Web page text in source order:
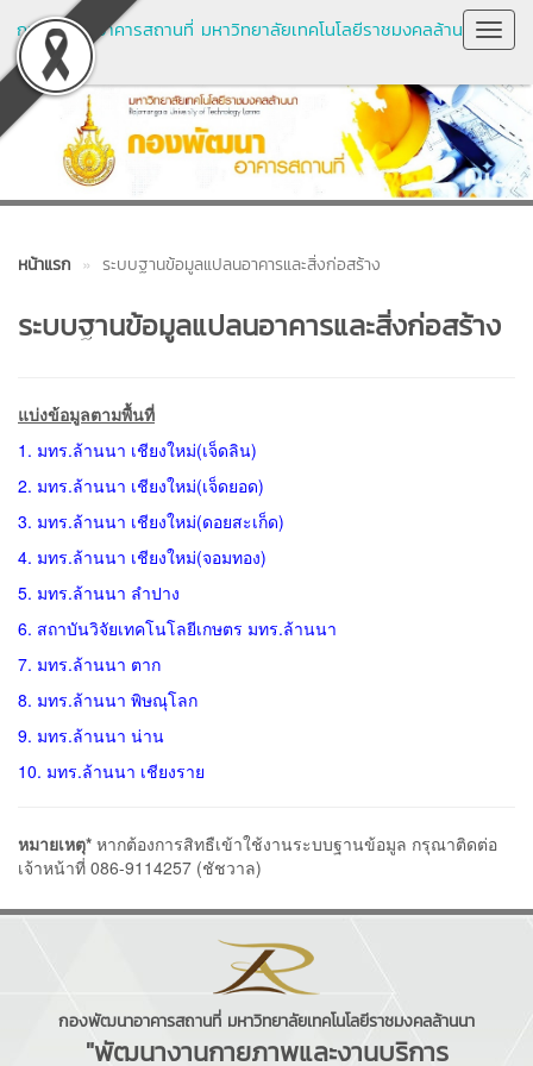
กองพัฒนาอาคารสถานที่ มหาวิทยาลัยเทคโนโลยีราชมงคลล้าน
นา
หน้าแรก ระบบฐานข้อมูลแปลนอาคารและสิ่งก่อสร้าง
ระบบฐานข้อมูลแปลนอาคารและสิ่งก่อสร้าง
แบ่งข้อมูลตามพื้นที่
1. มทร.ล้านนา เชียงใหม่(เจ็ดลิน)
2. มทร.ล้านนา เชียงใหม่(เจ็ดยอด)
3. มทร.ล้านนา เชียงใหม่(ดอยสะเก็ด)
4. มทร.ล้านนา เชียงใหม่(จอมทอง)
5. มทร.ล้านนา ลำปาง
6. สถาบันวิจัยเทคโนโลยีเกษตร มทร.ล้านนา
7. มทร.ล้านนา ตาก
8. มทร.ล้านนา พิษณุโลก
9. มทร.ล้านนา น่าน
10. มทร.ล้านนา เชียงราย
หมายเหตุ* หากต้องการสิทธืเข้าใช้งานระบบฐานข้อมูล กรุณาติดต่อ
เจ้าหน้าที่ 086-9114257 (ชัชวาล)
กองพัฒนาอาคารสถานที่ มหาวิทยาลัยเทคโนโลยีราชมงคลล้านนา
"พัฒนางานกายภาพและงานบริการ